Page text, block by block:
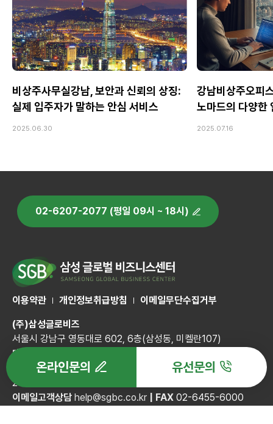
온라인문의 유선문의
비상주사무실강남, 보안과 신뢰의 상징:
실제 입주자가 말하는 안심 서비스
2025.06.30
강남비상주오피
노마드의 다양한
2025.07.16
02-6207-2077 (평일 09시 ~ 18시)
이용약관 개인정보취급방침 이메일무단수집거부
(주)삼성글로비즈
서울시 강남구 영동대로 602, 6층(삼성동, 미켈란107)
대표이사
사업자등록번호682-86-01182 통신판매업신고번호제
2019-서울강남-00405호
이메일고객상담 help@sgbc.co.kr FAX 02-6455-6000